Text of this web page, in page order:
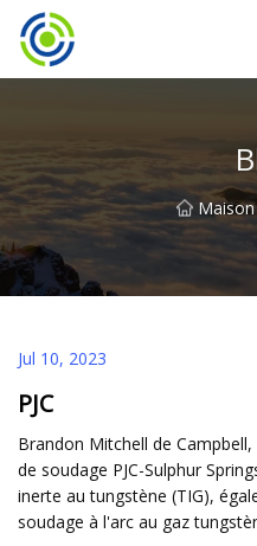
Maison
Jul 10, 2023
PJC
Brandon Mitchell de
de soudage PJC-Sulphur
inerte au tungstène (TIG),
soudage à l'arc au gaz